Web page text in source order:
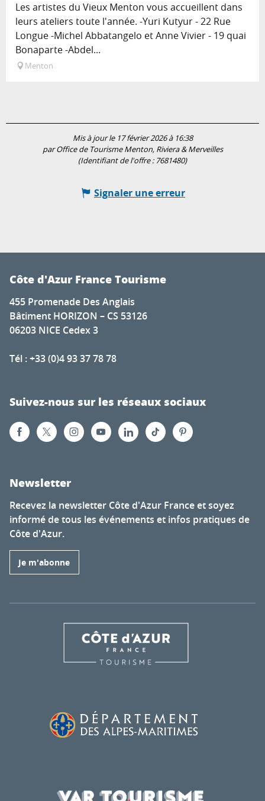
Les artistes du Vieux Menton vous accueillent dans
leurs ateliers toute l'année. -Yuri Kutyur - 22 Rue
Longue -Michel Abbatangelo et Anne Vivier - 19 quai
Bonaparte -Abdel...
Menton
Mis à jour le 17 février 2026 à 16:38
par Office de Tourisme Menton, Riviera & Merveilles
(Identifiant de l'offre : 7681480)
Signaler une erreur
Côte d'Azur France Tourisme
455 Promenade Des Anglais
Bâtiment HORIZON – CS 53126
06203 NICE Cedex 3
Tél : +33 (0)4 93 37 78 78
Suivez-nous sur les réseaux sociaux
Newsletter
Recevez la newsletter Côte d'Azur France et soyez
informé de tous les événements et infos pratiques de
Côte d'Azur.
Je m'abonne